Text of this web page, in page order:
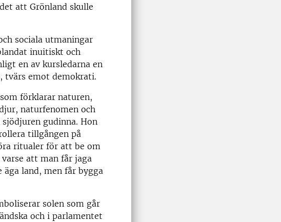
att Grönland skulle
sociala utmaningar
inuitiskt och
en av kursledarna en
tvärs emot demokrati.
förklarar naturen,
naturfenomen och
gudinna. Hon
tillgången på
ritualer för att be om
att man får jaga
land, men får bygga
solen som går
och i parlamentet